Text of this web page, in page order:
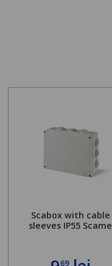
Scabox with cable
sleeves IP55 Scame
69